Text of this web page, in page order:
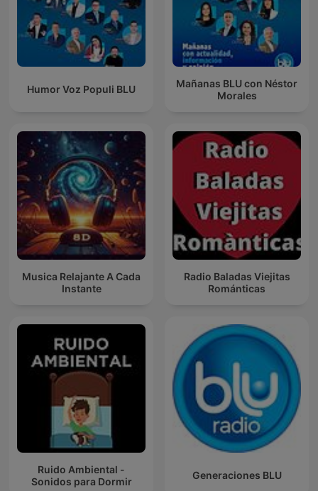
Humor Voz Populi BLU
Mañanas BLU con Néstor
Morales
Musica Relajante A Cada
Instante
Radio Baladas Viejitas
Románticas
Ruido Ambiental -
Sonidos para Dormir
Generaciones BLU